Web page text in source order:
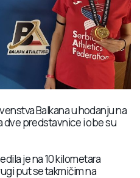
Balkana u hodanju na
dve predstavnice i obe su
je na 10 kilometara
put se takmičim na